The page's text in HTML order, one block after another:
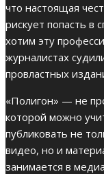
что настоящая
рискует попасть в
хотим эту
журналистах
провластных
«Полигон» — не
которой можно
публиковать не
видео, но и
занимается в